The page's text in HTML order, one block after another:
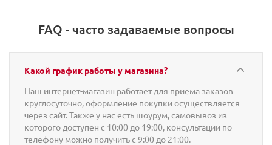
FAQ - часто задаваемые вопросы
Какой график работы у магазина?
Наш интернет-магазин работает для приема заказов
круглосуточно, оформление покупки осуществляется
через сайт. Также у нас есть шоурум, самовывоз из
которого доступен с 10:00 до 19:00, консультации по
телефону можно получить с 9:00 до 21:00.